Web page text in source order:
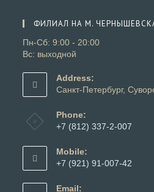
вкладке
ФИЛИАЛ НА М.
Пн-Сб: 9:00 - 20:00
Вс: выходной
Address:
Санкт-Петербург,
Phone:
+7 (812) 337-2-007
в
вашем
Mobile:
+7 (921) 91-007-42
в
Email: